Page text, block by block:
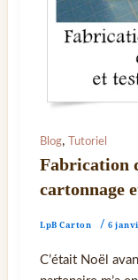
Blog, Tutoriel
Fabrication
cartonnage
LpB Carton /6
C’était Noël